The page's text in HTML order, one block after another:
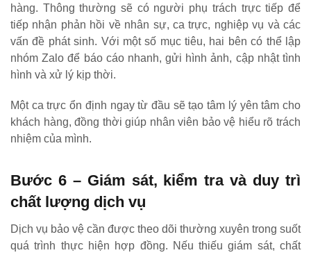
hàng. Thông thường sẽ có người phụ trách trực tiếp để
tiếp nhận phản hồi về nhân sự, ca trực, nghiệp vụ và các
vấn đề phát sinh. Với một số mục tiêu, hai bên có thể lập
nhóm Zalo để báo cáo nhanh, gửi hình ảnh, cập nhật tình
hình và xử lý kịp thời.
Một ca trực ổn định ngay từ đầu sẽ tạo tâm lý yên tâm cho
khách hàng, đồng thời giúp nhân viên bảo vệ hiểu rõ trách
nhiệm của mình.
Bước 6 – Giám sát, kiểm tra và duy trì
chất lượng dịch vụ
Dịch vụ bảo vệ cần được theo dõi thường xuyên trong suốt
quá trình thực hiện hợp đồng. Nếu thiếu giám sát, chất